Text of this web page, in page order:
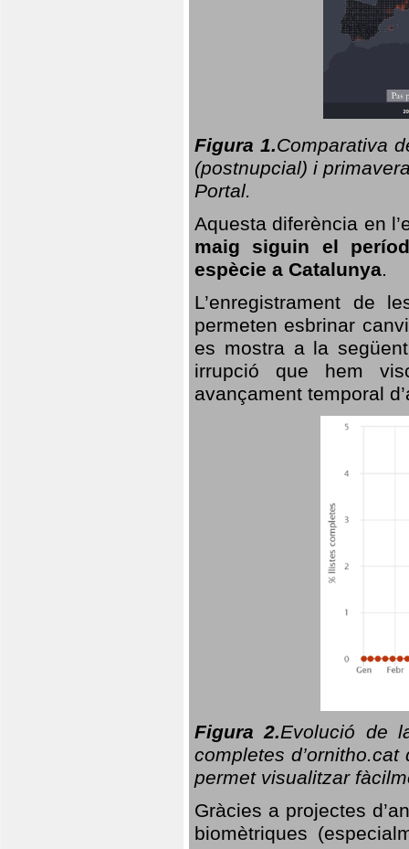
Figura 1.Comparativa
(postnupcial) i
Portal.
Aquesta diferència en
maig siguin el
espècie a Catalunya.
L’enregistrament de
permeten esbrinar
es mostra a la
irrupció que hem
avançament temporal
Figura 2.Evolució de
completes
permet visualitzar
Gràcies a projectes
biomètriques